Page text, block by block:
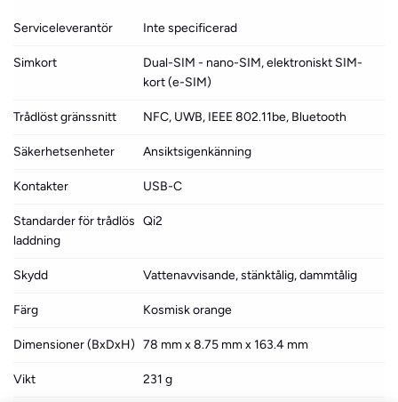
Serviceleverantör Inte specificerad
Simkort
Dual-SIM - nano-SIM, elektroniskt SIM-
kort (e-SIM)
Trådlöst gränssnitt NFC, UWB, IEEE 802.11be, Bluetooth
Säkerhetsenheter Ansiktsigenkänning
Kontakter USB-C
Standarder för trådlös
laddning
Qi2
Skydd Vattenavvisande, stänktålig, dammtålig
Färg Kosmisk orange
Dimensioner (BxDxH) 78 mm x 8.75 mm x 163.4 mm
Vikt 231 g